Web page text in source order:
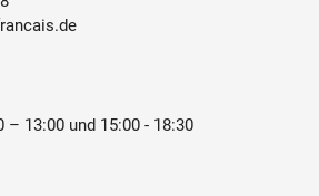
13:00 und 15:00 - 18:30